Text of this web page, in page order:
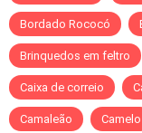
Bordado Rococó
Brinquedos em feltro
Caixa de correio
Camaleão Camelo